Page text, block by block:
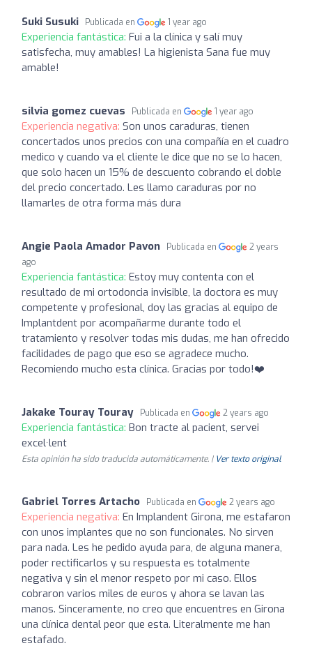
Suki Susuki Publicada en 1 year ago
Experiencia fantástica: Fui a la clínica y salí muy
satisfecha, muy amables! La higienista Sana fue muy
amable!
silvia gomez cuevas Publicada en 1 year ago
Experiencia negativa: Son unos caraduras, tienen
concertados unos precios con una compañía en el cuadro
medico y cuando va el cliente le dice que no se lo hacen,
que solo hacen un 15% de descuento cobrando el doble
del precio concertado. Les llamo caraduras por no
llamarles de otra forma más dura
Angie Paola Amador Pavon Publicada en
2 years
ago
Experiencia fantástica: Estoy muy contenta con el
resultado de mi ortodoncia invisible, la doctora es muy
competente y profesional, doy las gracias al equipo de
Implantdent por acompañarme durante todo el
tratamiento y resolver todas mis dudas, me han ofrecido
facilidades de pago que eso se agradece mucho.
Recomiendo mucho esta clínica. Gracias por todo!❤️
Jakake Touray Touray Publicada en 2 years ago
Experiencia fantástica: Bon tracte al pacient, servei
excel·lent
Esta opinión ha sido traducida automáticamente. | Ver texto original
Gabriel Torres Artacho Publicada en 2 years ago
Experiencia negativa: En Implandent Girona, me estafaron
con unos implantes que no son funcionales. No sirven
para nada. Les he pedido ayuda para, de alguna manera,
poder rectificarlos y su respuesta es totalmente
negativa y sin el menor respeto por mi caso. Ellos
cobraron varios miles de euros y ahora se lavan las
manos. Sinceramente, no creo que encuentres en Girona
una clínica dental peor que esta. Literalmente me han
estafado.